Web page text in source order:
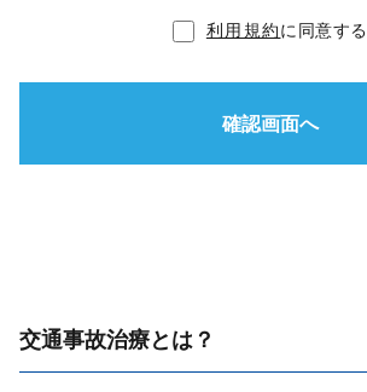
利用規約に同意する
確認画面へ
交通事故治療とは？